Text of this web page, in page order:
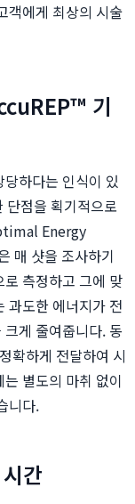
객에게 최상의 시술
기
하다는 인식이 있
단점을 획기적으로
Energy
매 샷을 조사하기
측정하고 그에 맞
과도한 에너지가 전
게 줄여줍니다. 동
확하게 전달하여 시
별도의 마취 없이
니다.
간